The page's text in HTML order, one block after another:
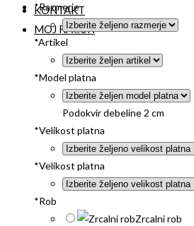
KONTAKT
MOJ RAČUN
*Razmerje
*Artikel
*Model platna
Podokvir debeline 2 cm
*Velikost platna
*Velikost platna
*Rob
Zrcalni rob